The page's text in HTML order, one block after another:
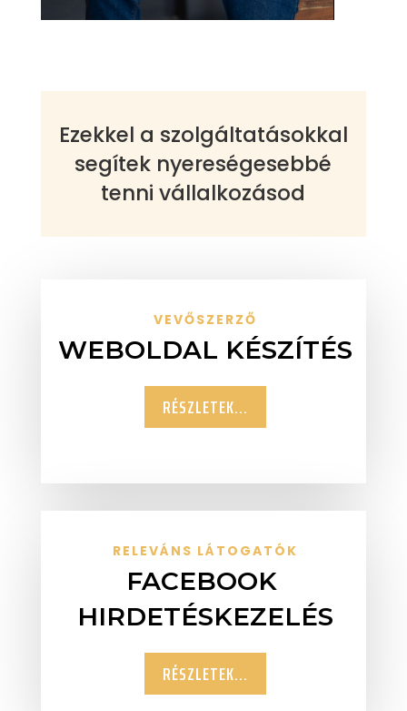
Ezekkel a szolgáltatásokkal
segítek nyereségesebbé
tenni vállalkozásod
VEVŐSZERZŐ
WEBOLDAL KÉSZÍTÉS
RÉSZLETEK...
RELEVÁNS LÁTOGATÓK
FACEBOOK
HIRDETÉSKEZELÉS
RÉSZLETEK...